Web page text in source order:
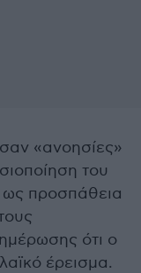
«ανοησίες»
του
ως προσπάθεια
ότι ο
έρεισμα.